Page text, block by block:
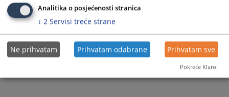
VSTV Aplikacija za posao
VSTV Aplikacija za posao - ćirilica
Analitika o posjećenosti stranica
↓ 2 Servisi treće strane
Ne prihvatam Prihvatam odabrane Prihvatam sve
Pokreće Klaro!